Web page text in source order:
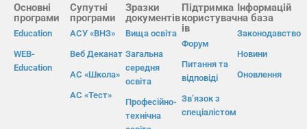
Основні
програми
Education
WEB-
Education
Супутні
програми
АСУ «ВНЗ»
Веб Деканат
АС «Школа»
АС «Тест»
Зразки
документів
Вища освіта
Загальна
середня
освіта
Професійно-
технічна
Підтримка
користувач
ів
Форум
Питання та
відповіді
Зв’язок з
спеціалістом
Інформацій
на база
Законодавство
Новини
Оновлення